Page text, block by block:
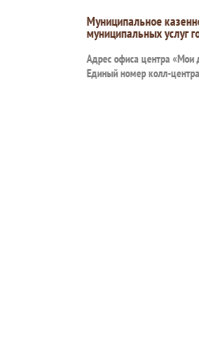
Муниципальное
муниципальных услуг
Адрес офиса центра «Мои
Единый номер колл-